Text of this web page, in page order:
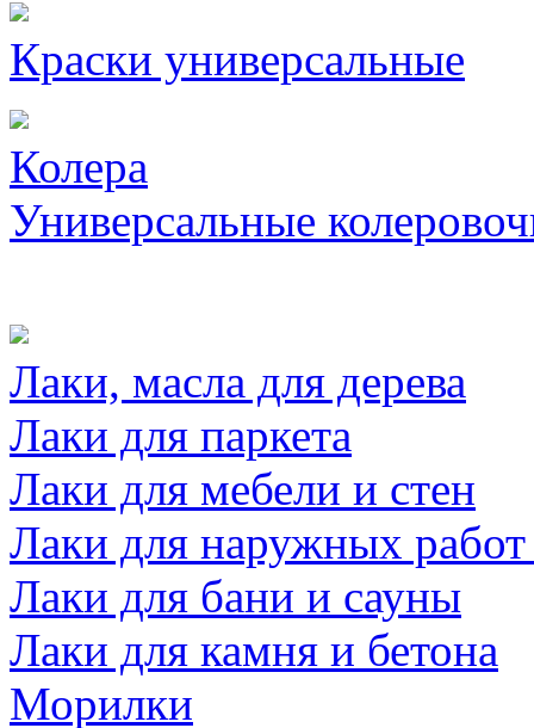
Краски универсальные
Колера
Универсальные
Лаки, масла для дерева
Лаки для паркета
Лаки для мебели и стен
Лаки для наружных
Лаки для бани и сауны
Лаки для камня и бетона
Морилки